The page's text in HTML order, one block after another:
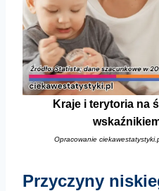
Kraje i terytoria na
Opracowanie
Przyczyny